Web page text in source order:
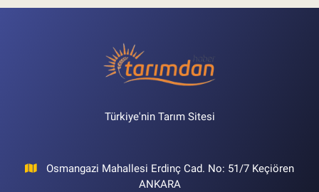
Türkiye'nin Tarım Sitesi
Osmangazi Mahallesi Erdinç Cad. No: 51/7 Keçiören
ANKARA